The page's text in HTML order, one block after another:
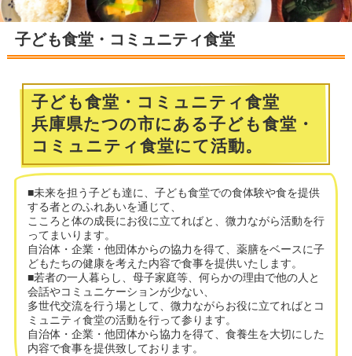
子ども食堂・コミュニティ食堂
子ども食堂・コミュニティ食堂
兵庫県たつの市にある子ども食堂・
コミュニティ食堂にて活動。
■未来を担う子ども達に、子ども食堂での食体験や食を提供
する者とのふれあいを通じて、
こころと体の成長にお役に立てればと、微力ながら活動を行
ってまいります。
自治体・企業・他団体からの協力を得て、薬膳をベースに子
どもたちの健康を考えた内容で食事を提供いたします。
■若者の一人暮らし、母子家庭等、何らかの理由で他の人と
会話やコミュニケーションが少ない、
多世代交流を行う場として、微力ながらお役に立てればとコ
ミュニティ食堂の活動を行って参ります。
自治体・企業・他団体から協力を得て、食養生を大切にした
内容で食事を提供致しております。